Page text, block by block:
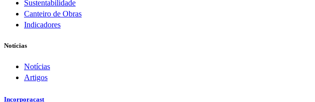
Sustentabilidade
Canteiro de Obras
Indicadores
Notícias
Notícias
Artigos
Incorporacast